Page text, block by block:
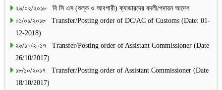
২৬/০২/২০১৮ বি সি এস (শুল্ক ও আবগারী) ক্যাডারদের বদলী/পদায়ন আদেশ
০১/০১/২০১৮ Transfer/Posting order of DC/AC of Customs (Date: 01-
12-2018)
২৬/১০/২০১৭ Transfer/Posting order of Assistant Commissioner (Date
26/10/2017)
১৮/১০/২০১৭ Transfer/Posting order of Assistant Commissioner (Date
18/10/2017)